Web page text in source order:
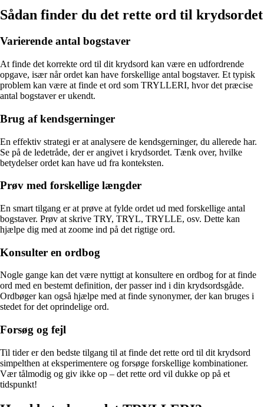
Sådan finder du det rette ord til krydsordet
Varierende antal bogstaver
At finde det korrekte ord til dit krydsord kan være en udfordrende
opgave, især når ordet kan have forskellige antal bogstaver. Et typisk
problem kan være at finde et ord som TRYLLERI, hvor det præcise
antal bogstaver er ukendt.
Brug af kendsgerninger
En effektiv strategi er at analysere de kendsgerninger, du allerede har.
Se på de ledetråde, der er angivet i krydsordet. Tænk over, hvilke
betydelser ordet kan have ud fra konteksten.
Prøv med forskellige længder
En smart tilgang er at prøve at fylde ordet ud med forskellige antal
bogstaver. Prøv at skrive TRY, TRYL, TRYLLE, osv. Dette kan
hjælpe dig med at zoome ind på det rigtige ord.
Konsulter en ordbog
Nogle gange kan det være nyttigt at konsultere en ordbog for at finde
ord med en bestemt definition, der passer ind i din krydsordsgåde.
Ordbøger kan også hjælpe med at finde synonymer, der kan bruges i
stedet for det oprindelige ord.
Forsøg og fejl
Til tider er den bedste tilgang til at finde det rette ord til dit krydsord
simpelthen at eksperimentere og forsøge forskellige kombinationer.
Vær tålmodig og giv ikke op – det rette ord vil dukke op på et
tidspunkt!